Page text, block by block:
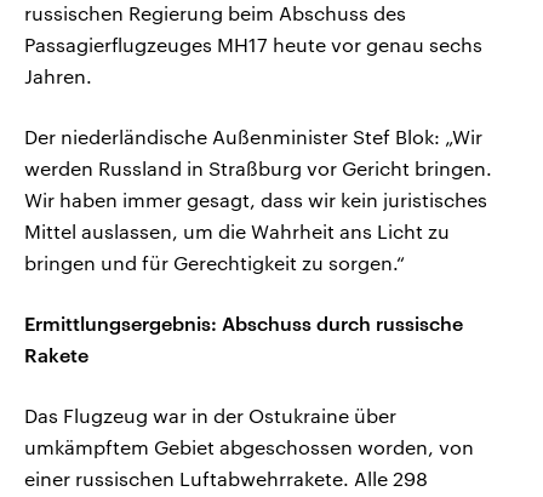
russischen Regierung beim Abschuss des
Passagierflugzeuges MH17 heute vor genau sechs
Jahren.
Der niederländische Außenminister Stef Blok: „Wir
werden Russland in Straßburg vor Gericht bringen.
Wir haben immer gesagt, dass wir kein juristisches
Mittel auslassen, um die Wahrheit ans Licht zu
bringen und für Gerechtigkeit zu sorgen.“
Ermittlungsergebnis: Abschuss durch russische
Rakete
Das Flugzeug war in der Ostukraine über
umkämpftem Gebiet abgeschossen worden, von
einer russischen Luftabwehrrakete. Alle 298